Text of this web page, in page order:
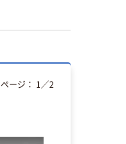
ページ： 1 ／2